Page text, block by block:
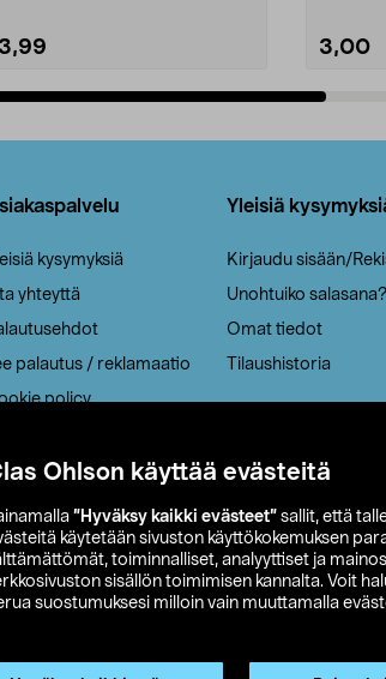
Ohlson käyttää evästeitä
”Hyväksy kaikki evästeet” sallit, että
käytetään sivuston käyttökokemuksen
toiminnalliset, analyyttiset ja
sisällön toimimisen kannalta. Voit
suostumuksesi milloin vain muuttamalla
3,99 3,00
kysymyksiä
yhteyttä
palautus / reklamaatio
policy
Yleisiä
Kirjaudu sisään/
Unohtuiko salasana?
Omat tiedot
Tilaushistoria